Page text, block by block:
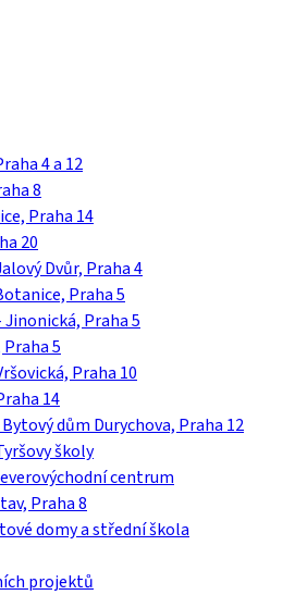
4 a 12
8
Praha 14
20
Dvůr, Praha 4
Praha 5
Praha 5
5
Praha 10
14
dům Durychova, Praha 12
školy
centrum
Praha 8
domy a střední škola
projektů